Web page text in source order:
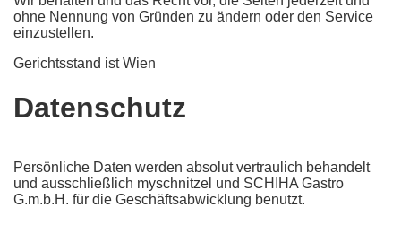
ohne Nennung von Gründen zu ändern oder den Service
einzustellen.
Gerichtsstand ist Wien
Datenschutz
Persönliche Daten werden absolut vertraulich behandelt
und ausschließlich myschnitzel und SCHIHA Gastro
G.m.b.H. für die Geschäftsabwicklung benutzt.